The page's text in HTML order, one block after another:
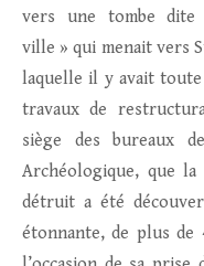
vers une tombe
ville » qui menait vers
laquelle il y avait toute
travaux de
siège des bureaux
Archéologique, que la
détruit a été
étonnante, de plus de